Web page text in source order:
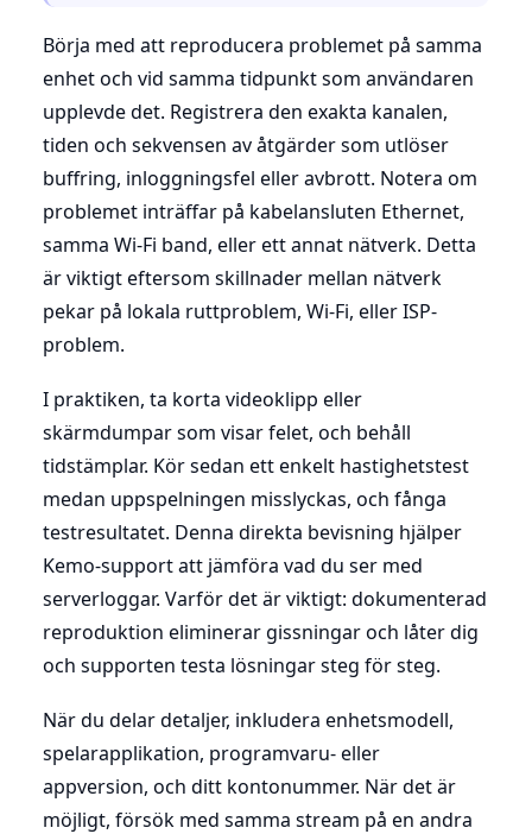
Börja med att reproducera problemet på samma
enhet och vid samma tidpunkt som användaren
upplevde det. Registrera den exakta kanalen,
tiden och sekvensen av åtgärder som utlöser
buffring, inloggningsfel eller avbrott. Notera om
problemet inträffar på kabelansluten Ethernet,
samma Wi-Fi band, eller ett annat nätverk. Detta
är viktigt eftersom skillnader mellan nätverk
pekar på lokala ruttproblem, Wi-Fi, eller ISP-
problem.
I praktiken, ta korta videoklipp eller
skärmdumpar som visar felet, och behåll
tidstämplar. Kör sedan ett enkelt hastighetstest
medan uppspelningen misslyckas, och fånga
testresultatet. Denna direkta bevisning hjälper
Kemo-support att jämföra vad du ser med
serverloggar. Varför det är viktigt: dokumenterad
reproduktion eliminerar gissningar och låter dig
och supporten testa lösningar steg för steg.
När du delar detaljer, inkludera enhetsmodell,
spelarapplikation, programvaru- eller
appversion, och ditt kontonummer. När det är
möjligt, försök med samma stream på en andra